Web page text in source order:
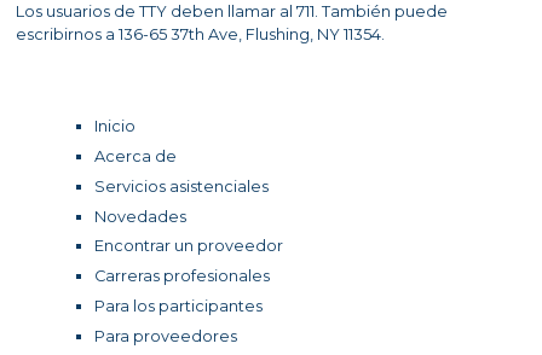
Los usuarios de TTY deben llamar al 711. También puede
escribirnos a 136-65 37th Ave, Flushing, NY 11354.
Inicio
Acerca de
Servicios asistenciales
Novedades
Encontrar un proveedor
Carreras profesionales
Para los participantes
Para proveedores